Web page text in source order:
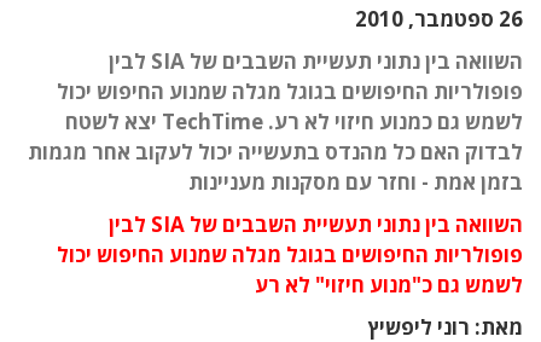
26 ספטמבר, 2010
השוואה בין נתוני תעשיית השבבים של SIA לבין
פופולריות החיפושים בגוגל מגלה שמנוע החיפוש יכול
לשמש גם כמנוע חיזוי לא רע. TechTime יצא לשטח
לבדוק האם כל מהנדס בתעשייה יכול לעקוב אחר מגמות
בזמן אמת - וחזר עם מסקנות מעניינות
השוואה בין נתוני תעשיית השבבים של SIA לבין
פופולריות החיפושים בגוגל מגלה שמנוע החיפוש יכול
לשמש גם כ"מנוע חיזוי" לא רע
מאת: רוני ליפשיץ